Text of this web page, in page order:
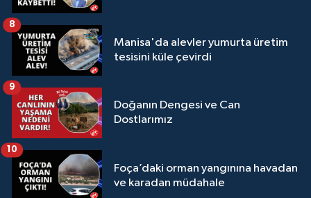
Manisa'da alevler yumurta üretim
tesisini küle çevirdi
8
Doğanın Dengesi ve Can
Dostlarımız
9
Foça’daki orman yangınına havadan
ve karadan müdahale
10